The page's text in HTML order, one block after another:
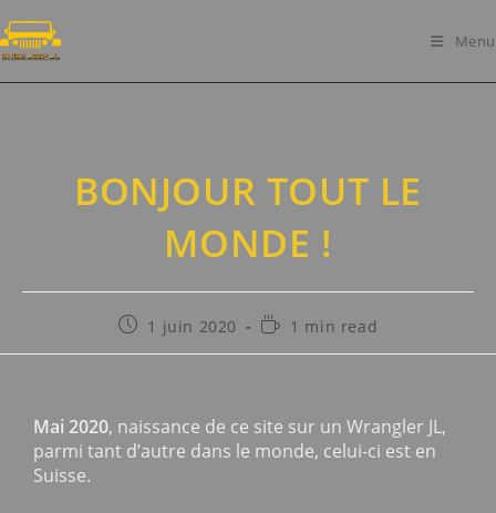
Menu
BONJOUR TOUT LE
MONDE !
1 juin 2020 1 min read
Mai 2020, naissance de ce site sur un Wrangler JL,
parmi tant d’autre dans le monde, celui-ci est en
Suisse.